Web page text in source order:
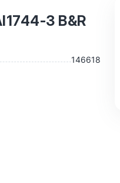
3 B&R
146618